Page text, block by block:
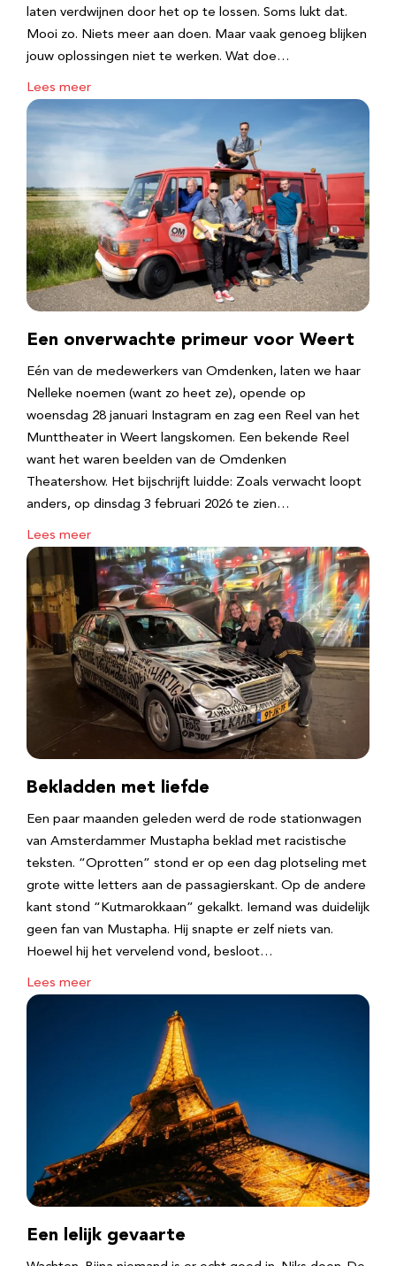
laten verdwijnen door het op te lossen. Soms lukt dat.
Mooi zo. Niets meer aan doen. Maar vaak genoeg blijken
jouw oplossingen niet te werken. Wat doe…
Lees meer
Een onverwachte primeur voor Weert
Eén van de medewerkers van Omdenken, laten we haar
Nelleke noemen (want zo heet ze), opende op
woensdag 28 januari Instagram en zag een Reel van het
Munttheater in Weert langskomen. Een bekende Reel
want het waren beelden van de Omdenken
Theatershow. Het bijschrijft luidde: Zoals verwacht loopt
anders, op dinsdag 3 februari 2026 te zien…
Lees meer
Bekladden met liefde
Een paar maanden geleden werd de rode stationwagen
van Amsterdammer Mustapha beklad met racistische
teksten. “Oprotten” stond er op een dag plotseling met
grote witte letters aan de passagierskant. Op de andere
kant stond “Kutmarokkaan” gekalkt. Iemand was duidelijk
geen fan van Mustapha. Hij snapte er zelf niets van.
Hoewel hij het vervelend vond, besloot…
Lees meer
Een lelijk gevaarte